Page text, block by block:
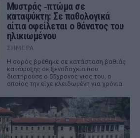
Μυστράς ‑πτώμα σε
καταψύκτη: Σε παθολογικά
αίτια οφείλεται ο θάνατος του
ηλικιωμένου
ΣΉΜΕΡΑ
Η σορός βρέθηκε σε κατάσταση βαθιάς
κατάψυξης σε ξενοδοχείο που
διατηρούσε ο 55χρονος γιος του, ο
οποίος την είχε κλειδωμένη για χρόνια.